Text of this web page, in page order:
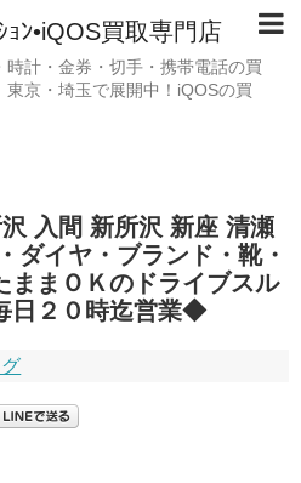
ｮﾝ•iQOS買取専門店
計・金券・切手・携帯電話の買
京・埼玉で展開中！iQOSの買
入間 新所沢 新座 清瀬
ダイヤ・ブランド・靴・
ままＯＫのドライブスル
日２０時迄営業◆